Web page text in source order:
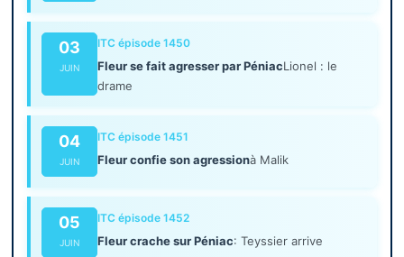
03
JUIN
ITC épisode 1450
Fleur se fait agresser par PéniacLionel : le
drame
04
JUIN
ITC épisode 1451
Fleur confie son agressionà Malik
05
JUIN
ITC épisode 1452
Fleur crache sur Péniac: Teyssier arrive